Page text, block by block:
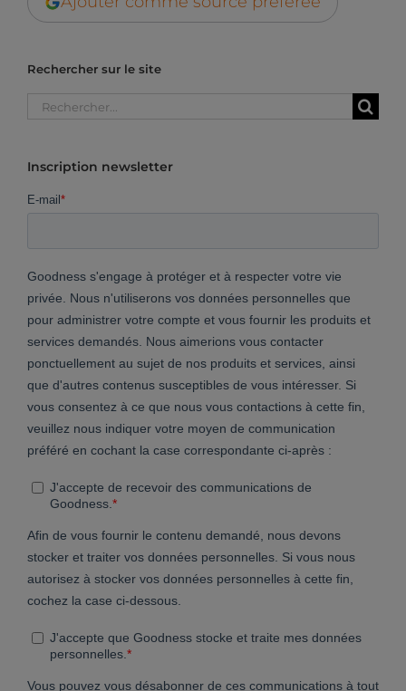
Rechercher sur le site
Rechercher:
Inscription newsletter